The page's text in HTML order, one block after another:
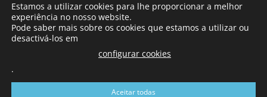
Continental e assinatura online.
SIGA-NOS
Estamos a utilizar cookies para lhe proporcionar a melhor
experiência no nosso website.
Pode saber mais sobre os cookies que estamos a utilizar ou
desactivá-los em
configurar cookies
.
Aceitar todas